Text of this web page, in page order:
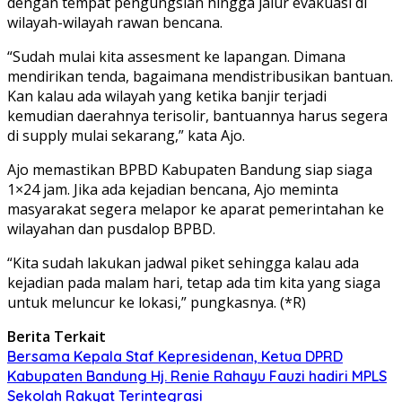
wilayah-wilayah rawan bencana.
“Sudah mulai kita assesment ke lapangan. Dimana
mendirikan tenda, bagaimana mendistribusikan bantuan.
Kan kalau ada wilayah yang ketika banjir terjadi
kemudian daerahnya terisolir, bantuannya harus segera
di supply mulai sekarang,” kata Ajo.
Ajo memastikan BPBD Kabupaten Bandung siap siaga
1×24 jam. Jika ada kejadian bencana, Ajo meminta
masyarakat segera melapor ke aparat pemerintahan ke
wilayahan dan pusdalop BPBD.
“Kita sudah lakukan jadwal piket sehingga kalau ada
kejadian pada malam hari, tetap ada tim kita yang siaga
untuk meluncur ke lokasi,” pungkasnya. (*R)
Berita Terkait
Bersama Kepala Staf Kepresidenan, Ketua DPRD
Kabupaten Bandung Hj. Renie Rahayu Fauzi hadiri MPLS
Sekolah Rakyat Terintegrasi